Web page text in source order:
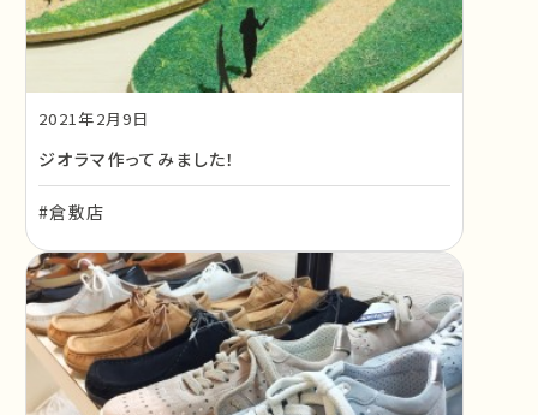
2021年2月9日
ジオラマ作ってみました！
#倉敷店